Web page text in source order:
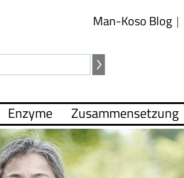
Man-Koso Blog
Enzyme Zusammensetzung